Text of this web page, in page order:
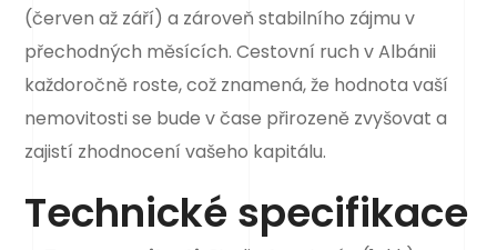
(červen až září) a zároveň stabilního zájmu v
přechodných měsících. Cestovní ruch v Albánii
každoročně roste, což znamená, že hodnota vaší
nemovitosti se bude v čase přirozeně zvyšovat a
zajistí zhodnocení vašeho kapitálu.
Technické specifikace